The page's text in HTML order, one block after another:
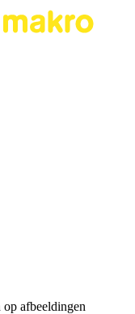
afbeeldingen